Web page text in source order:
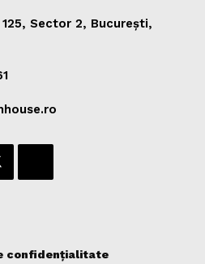
Sector 2, București,
confidențialitate